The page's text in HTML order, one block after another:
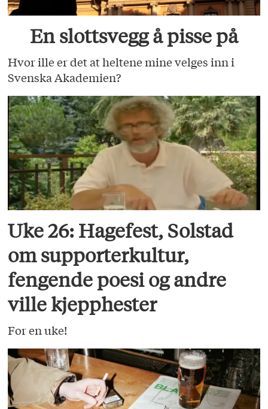
En slottsvegg å pisse på
Hvor ille er det at heltene mine velges inn i
Svenska Akademien?
Uke 26: Hagefest, Solstad
om supporterkultur,
fengende poesi og andre
ville kjepphester
For en uke!